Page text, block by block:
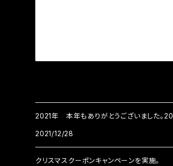
2021年 本年もありがとうございました。
2021/12/28
クリスマスクーポンキャンペーンを実施。